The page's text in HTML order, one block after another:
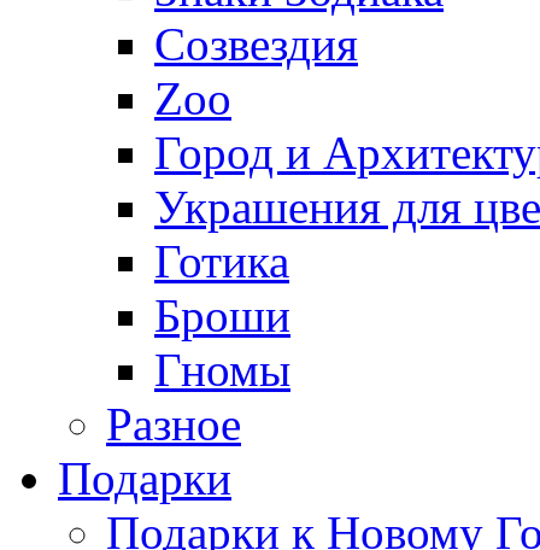
Созвездия
Zoo
Город и
Украшения для
Готика
Броши
Гномы
Разное
Подарки
Подарки к Новому